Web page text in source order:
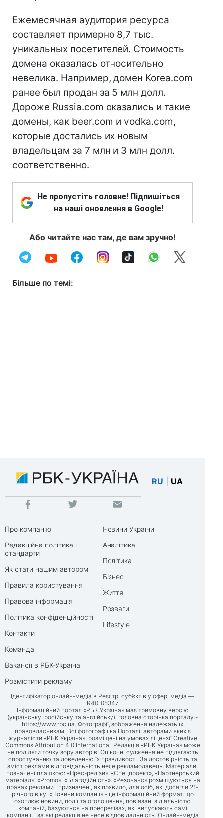
Ежемесячная аудитория ресурса
составляет примерно 8,7 тыс.
уникальных посетителей. Стоимость
домена оказалась относительно
невелика. Например, домен Korea.com
ранее был продан за 5 млн долл.
Дороже Russia.com оказались и такие
домены, как beer.com и vodka.com,
которые достались их новым
владельцам за 7 млн и 3 млн долл.
соответственно.
Не пропустіть головне! Підпишіться
на наші оновлення в Google!
Або читайте нас там, де вам зручно!
Більше по темі:
RU UA
Про компанію
Редакційна політика і
стандарти
Як стати нашим автором
Правила користування
Правова інформація
Політика конфіденційності
Контакти
Команда
Вакансії в РБК-Україна
Розмістити рекламу
Новини України
Аналітика
Політика
Бізнес
Життя
Розваги
Lifestyle
Ідентифікатор онлайн-медіа в Реєстрі суб’єктів у сфері медіа —
R40-05347
Інформаційний портал «РБК-Україна» має тримовну версію
(українську, російську та англійську), головна сторінка порталу -
https://www.rbc.ua. Фотографії, зображення належать їх
правовласникам. Всі фотографії на Порталі, авторами яких є
журналісти «РБК-Україна», розміщені на умовах ліцензії Creative
Commons Attribution 4.0 International. Редакція «РБК-Україна» може
не поділяти точку зору авторів. Оціночні судження не підлягають
спростуванню та доведенню їх правдивості. За достовірність та
зміст реклами відповідальність несе рекламодавець. Матеріали,
позначені плашкою: «Прес-релізи», «Спецпроект», «Партнерський
матеріал», «Promo», «Благодійність», «Резонанс» розміщуються на
правах реклами і призначені, як правило, для осіб, які досягли 21-
річного віку. «Новини компанії» - це інформаційний формат, що
охоплює новини, події та оголошення, пов'язані з діяльністю
компаній, базуються на пресрелізах, які випускають самі
компанії, і за які редакція не несе відповідальність. Онлайн-медіа